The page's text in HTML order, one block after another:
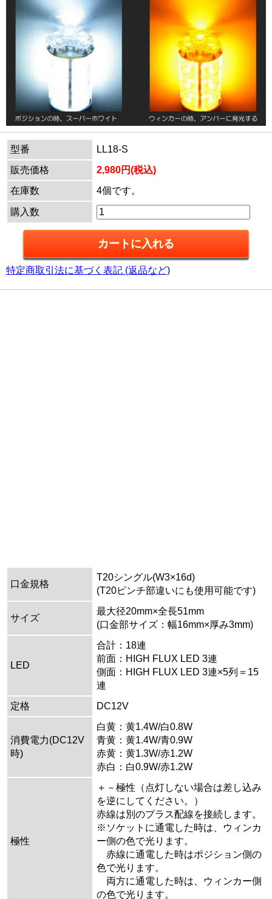
型番
LL18-S
販売価格
2,980円(税込)
在庫数
4個です。
購入数
特定商取引法に基づく表記 (返品など)
口金規格
T20シングル(W3×16d)
(T20ピンチ部違いにも使用可能です)
サイズ
最大径20mm×全長51mm
(口金部サイズ：幅16mm×厚み3mm)
LED
合計：18連
前面：HIGH FLUX LED 3連
側面：HIGH FLUX LED 3連×5列＝15
連
定格
DC12V
消費電力(DC12V
時)
白黄：黄1.4W/白0.8W
青黄：黄1.4W/青0.9W
赤黄：黄1.3W/赤1.2W
赤白：白0.9W/赤1.2W
極性
＋－極性（点灯しない場合は差し込み
を逆にしてください。）
赤線は別のプラス配線を接続します。
※ソケットに通電した時は、ウィンカ
ー側の色で光ります。
赤線に通電した時はポジション側の
色で光ります。
両方に通電した時は、ウィンカー側
の色で光ります。